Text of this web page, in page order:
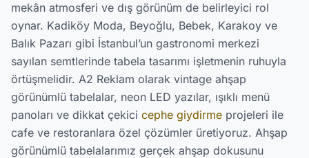
mekân atmosferi ve dış görünüm de belirleyici rol
oynar. Kadiköy Moda, Beyoğlu, Bebek, Karakoy ve
Balık Pazarı gibi İstanbul’un gastronomi merkezi
sayılan semtlerinde tabela tasarımı işletmenin ruhuyla
örtüşmelidir. A2 Reklam olarak vintage ahşap
görünümlü tabelalar, neon LED yazılar, ışıklı menü
panoları ve dikkat çekici cephe giydirme projeleri ile
cafe ve restoranlara özel çözümler üretiyoruz. Ahşap
görünümlü tabelalarımız gerçek ahşap dokusunu